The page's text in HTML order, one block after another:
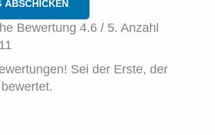
ABSCHICKEN
Bewertung 4.6 / 5. Anzahl
11
Sei der Erste, der